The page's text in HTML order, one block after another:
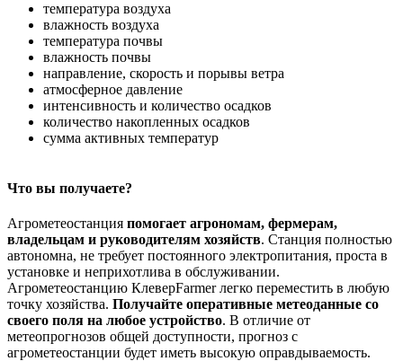
температура воздуха
влажность воздуха
температура почвы
влажность почвы
направление, скорость и порывы ветра
атмосферное давление
интенсивность и количество осадков
количество накопленных осадков
сумма активных температур
Что вы получаете?
Агрометеостанция помогает агрономам, фермерам,
владельцам и руководителям хозяйств. Станция полностью
автономна, не требует постоянного электропитания, проста в
установке и неприхотлива в обслуживании.
Агрометеостанцию КлеверFarmer легко переместить в любую
точку хозяйства. Получайте оперативные метеоданные со
своего поля на любое устройство. В отличие от
метеопрогнозов общей доступности, прогноз с
агрометеостанции будет иметь высокую оправдываемость.